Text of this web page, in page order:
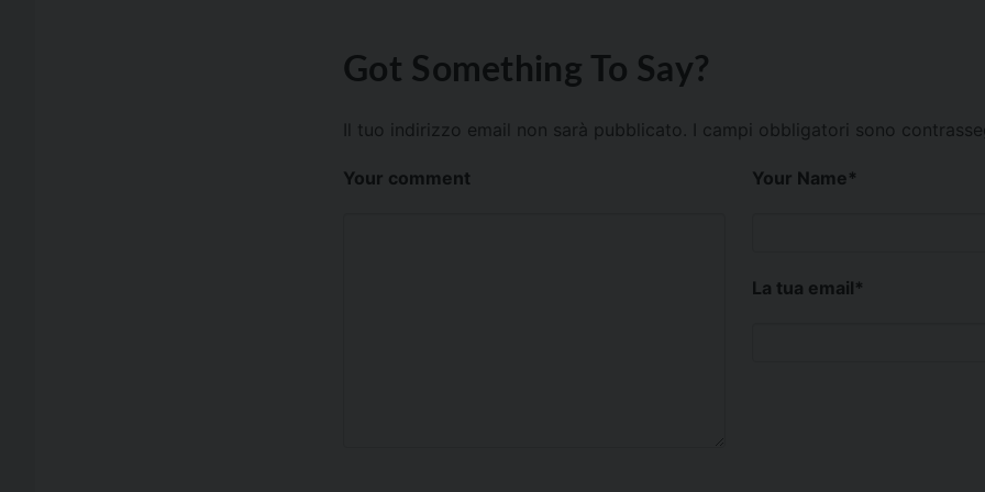
Got Something To Say?
Il tuo indirizzo email non sarà pubblicato. I campi obbligatori sono
Your comment Your Name*
La tua email*